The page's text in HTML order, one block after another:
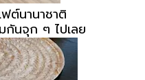
ต์นานาชาติ
นจุก ๆ ไปเลย